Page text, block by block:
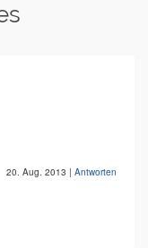
20. Aug. 2013 | Antworten